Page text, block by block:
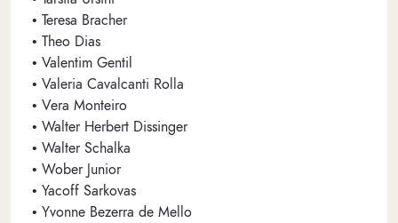
• Teresa Bracher
• Theo Dias
• Valentim Gentil
• Valeria Cavalcanti Rolla
• Vera Monteiro
• Walter Herbert Dissinger
• Walter Schalka
• Wober Junior
• Yacoff Sarkovas
• Yvonne Bezerra de Mello